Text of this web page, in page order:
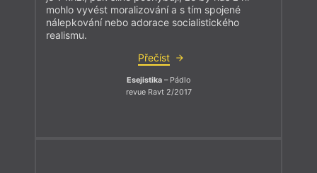
mohlo vyvést moralizování a s tím spojené
nálepkování nebo adorace socialistického
realismu.
Přečíst
Esejistika – Pádlo
revue Ravt 2/2017